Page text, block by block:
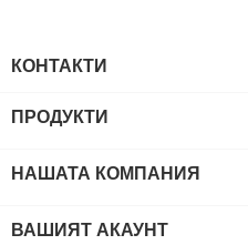
КОНТАКТИ
ПРОДУКТИ
НАШАТА КОМПАНИЯ
ВАШИЯТ АКАУНТ